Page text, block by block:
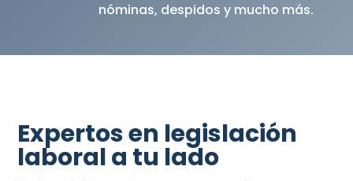
nóminas, despidos y mucho más.
Expertos en legislación
laboral a tu lado